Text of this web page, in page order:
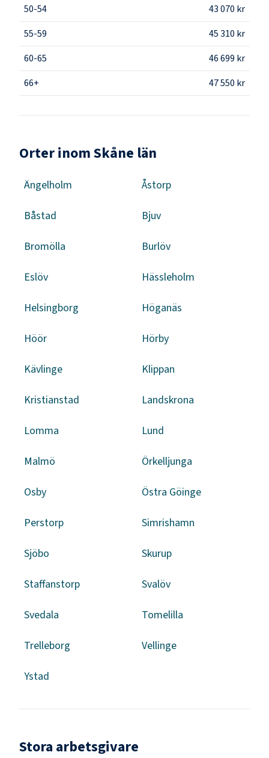
50-54
43 070 kr
55-59
45 310 kr
60-65
46 699 kr
66+
47 550 kr
Orter inom Skåne län
Ängelholm Åstorp
Båstad Bjuv
Bromölla Burlöv
Eslöv Hässleholm
Helsingborg Höganäs
Höör Hörby
Kävlinge Klippan
Kristianstad Landskrona
Lomma Lund
Malmö Örkelljunga
Osby Östra Göinge
Perstorp Simrishamn
Sjöbo Skurup
Staffanstorp Svalöv
Svedala Tomelilla
Trelleborg Vellinge
Ystad
Stora arbetsgivare